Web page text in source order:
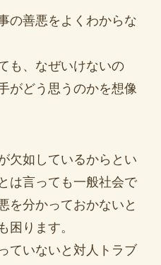
の善悪をよくわからな
も、なぜいけないの
がどう思うのかを想像
欠如しているからとい
は言っても一般社会で
を分かっておかないと
困ります。
ていないと対人トラブ